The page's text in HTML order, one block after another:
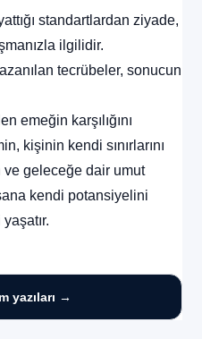
standartlardan ziyade,
ilgilidir.
tecrübeler, sonucun
emeğin karşılığını
kişinin kendi sınırlarını
ve geleceğe dair umut
kendi potansiyelini
yazıları →